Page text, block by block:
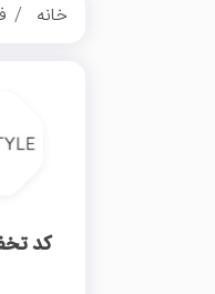
خانه
کد تخفیف 500 هزار تومانی